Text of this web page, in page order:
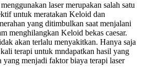
laser merupakan salah satu
untuk meratakan Keloid dan
yang ditimbulkan saat menjalani
menghilangkan Keloid bekas caesar.
akan terlalu menyakitkan. Hanya saja
terapi untuk mndapatkan hasil yang
menjadi faktor biaya terapi laser